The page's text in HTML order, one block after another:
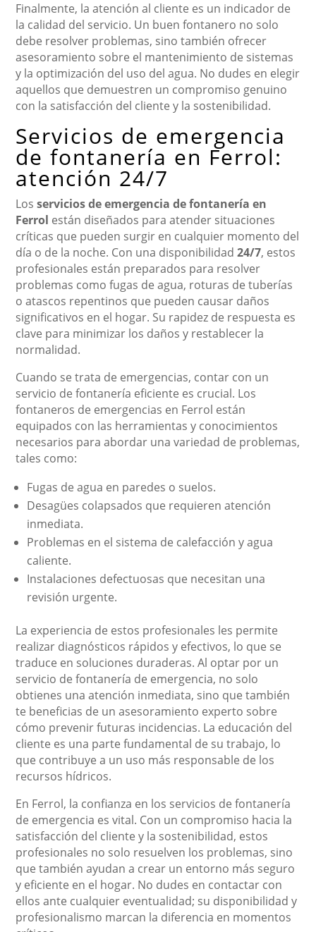
Finalmente, la atención al cliente es un indicador de
la calidad del servicio. Un buen fontanero no solo
debe resolver problemas, sino también ofrecer
asesoramiento sobre el mantenimiento de sistemas
y la optimización del uso del agua. No dudes en elegir
aquellos que demuestren un compromiso genuino
con la satisfacción del cliente y la sostenibilidad.
Servicios de emergencia
de fontanería en Ferrol:
atención 24/7
Losservicios de emergencia de fontanería en
Ferrol están diseñados para atender situaciones
críticas que pueden surgir en cualquier momento del
día o de la noche. Con una disponibilidad24/7, estos
profesionales están preparados para resolver
problemas como fugas de agua, roturas de tuberías
o atascos repentinos que pueden causar daños
significativos en el hogar. Su rapidez de respuesta es
clave para minimizar los daños y restablecer la
normalidad.
Cuando se trata de emergencias, contar con un
servicio de fontanería eficiente es crucial. Los
fontaneros de emergencias en Ferrol están
equipados con las herramientas y conocimientos
necesarios para abordar una variedad de problemas,
tales como:
Fugas de agua en paredes o suelos.
Desagües colapsados que requieren atención
inmediata.
Problemas en el sistema de calefacción y agua
caliente.
Instalaciones defectuosas que necesitan una
revisión urgente.
La experiencia de estos profesionales les permite
realizar diagnósticos rápidos y efectivos, lo que se
traduce en soluciones duraderas. Al optar por un
servicio de fontanería de emergencia, no solo
obtienes una atención inmediata, sino que también
te beneficias de un asesoramiento experto sobre
cómo prevenir futuras incidencias. La educación del
cliente es una parte fundamental de su trabajo, lo
que contribuye a un uso más responsable de los
recursos hídricos.
En Ferrol, la confianza en los servicios de fontanería
de emergencia es vital. Con un compromiso hacia la
satisfacción del cliente y la sostenibilidad, estos
profesionales no solo resuelven los problemas, sino
que también ayudan a crear un entorno más seguro
y eficiente en el hogar. No dudes en contactar con
ellos ante cualquier eventualidad; su disponibilidad y
profesionalismo marcan la diferencia en momentos